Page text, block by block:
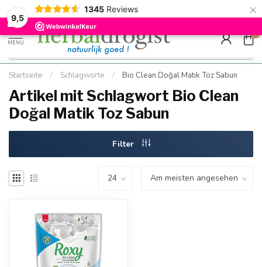
9,5
1345 Reviews ×
Kostenloser DE-Versand ab Mindestbestellwert |
Schnell geliefert
Minimum
Hızlı
MENU
0
Startseite / Schlagworte / Bio Clean Doğal Matik Toz Sabun
Artikel mit Schlagwort Bio Clean
Doğal Matik Toz Sabun
Filter